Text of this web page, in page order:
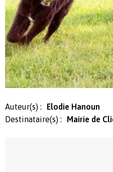
Auteur(s) :
Elodie Hanoun
Destinataire(s) :
Mairie de